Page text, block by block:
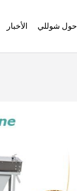
الأخبار حول شوللي